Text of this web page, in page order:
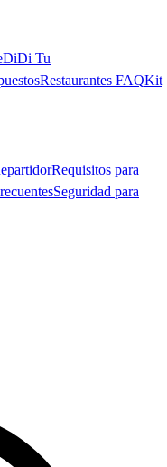
DiDi Tu
Restaurantes FAQKit
Requisitos para
Seguridad para